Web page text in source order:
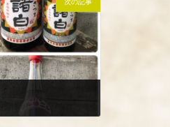
次の記事